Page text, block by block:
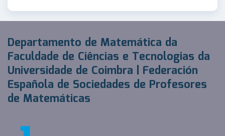
Departamento de Matemática da
Faculdade de Ciências e Tecnologias da
Universidade de Coimbra | Federación
Española de Sociedades de Profesores
de Matemáticas